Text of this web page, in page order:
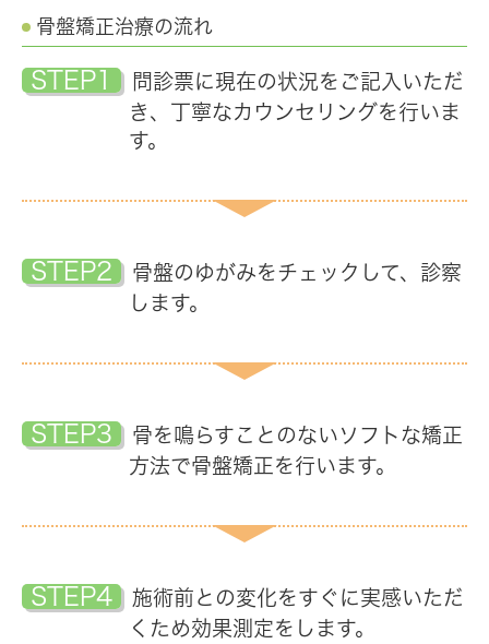
骨盤矯正治療の流れ
STEP1
問診票に現在の状況をご記入いただ
き、丁寧なカウンセリングを行いま
す。
STEP2
骨盤のゆがみをチェックして、診察
します。
STEP3
骨を鳴らすことのないソフトな矯正
方法で骨盤矯正を行います。
STEP4
施術前との変化をすぐに実感いただ
くため効果測定をします。